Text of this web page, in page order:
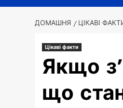
ДОМАШНЯ ЦІКАВІ
Цікаві факти
Якщо
що